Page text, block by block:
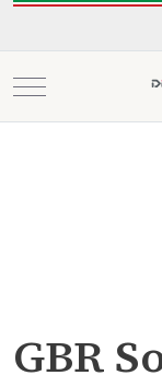
Mobile Menu
GBR